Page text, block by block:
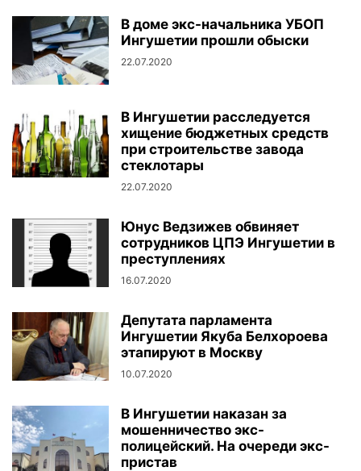
В доме экс-начальника УБОП
Ингушетии прошли обыски
22.07.2020
В Ингушетии расследуется
хищение бюджетных средств
при строительстве завода
стеклотары
22.07.2020
Юнус Ведзижев обвиняет
сотрудников ЦПЭ Ингушетии в
преступлениях
16.07.2020
Депутата парламента
Ингушетии Якуба Белхороева
этапируют в Москву
10.07.2020
В Ингушетии наказан за
мошенничество экс-
полицейский. На очереди экс-
пристав